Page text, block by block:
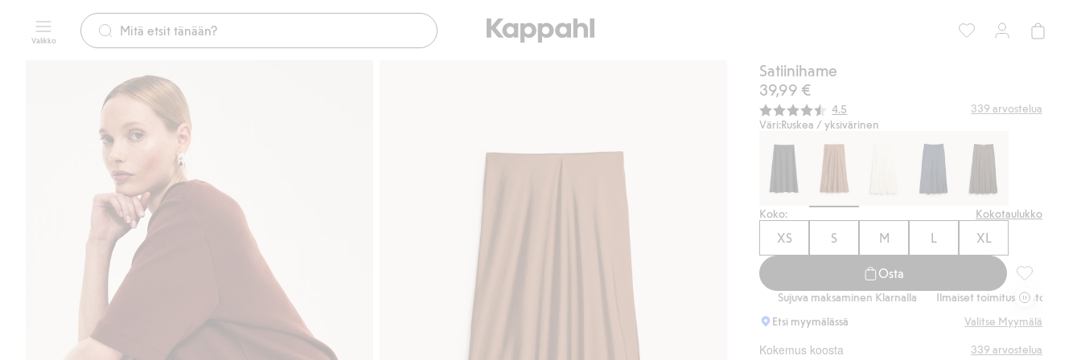
Valikko
Satiinihame
39,99 €
Keskimääräinen luokitus:
4.5 339 arvostelua
Väri:Ruskea / yksivärinen
Koko: Kokotaulukko
XS S M L XL
Osta
Sujuva maksaminen Klarnalla Sujuva maksaminen Klarnalla Ilmaiset toimitusvaihtoehdot
Sujuva
Etsi myymälässä
Valitse Myymälä
Kokemus koosta 339 arvostelua